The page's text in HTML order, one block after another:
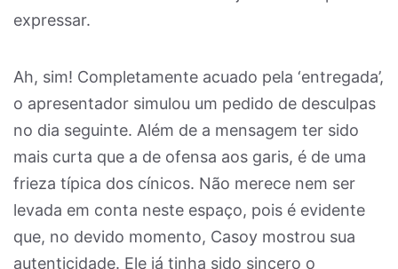
expressar.
Ah, sim! Completamente acuado pela ‘entregada’,
o apresentador simulou um pedido de desculpas
no dia seguinte. Além de a mensagem ter sido
mais curta que a de ofensa aos garis, é de uma
frieza típica dos cínicos. Não merece nem ser
levada em conta neste espaço, pois é evidente
que, no devido momento, Casoy mostrou sua
autenticidade. Ele já tinha sido sincero o